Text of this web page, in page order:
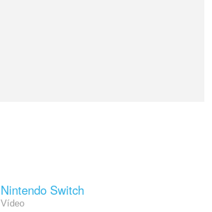
Nintendo Switch
Vídeo